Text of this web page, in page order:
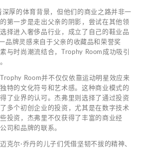
深厚的体育背景，但他们的商业之路并非一
第一步是走出父亲的阴影，尝试在其他领
择进入奢侈品行业，成立了自己的鞋业品
牌灵感来自于父亲的收藏品和荣誉奖
与时尚潮流结合，Trophy Room成功吸引
Room并不仅仅依靠运动明星效应来
特的文化符号和艺术感。这种商业模式的
了业界的认可。杰弗里则选择了通过投资
多个初创企业的投资，尤其是在数字技术
投资，杰弗里不仅获得了丰富的商业经
司和品牌的联系。
克尔·乔丹的儿子们凭借坚韧不拔的精神、